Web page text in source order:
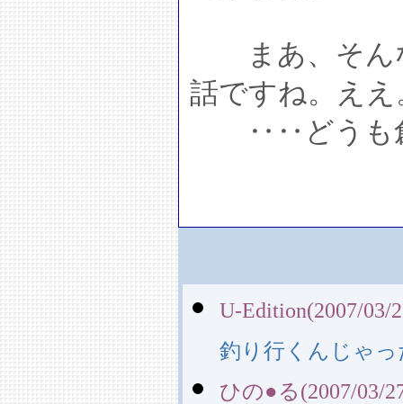
まあ、そん
話ですね。ええ
‥‥どうも創
U-Edition(2007/03/
釣り行くんじゃ
ひの●る(2007/03/